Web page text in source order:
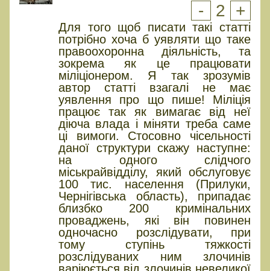
- 2 +
Для того щоб писати такі статті
потрібно хоча б уявляти що таке
правоохоронна діяльність, та
зокрема як це працювати
міліціонером. Я так зрозумів
автор статті взагалі не має
уявлення про що пише! Міліція
працює так як вимагає від неї
діюча влада і міняти треба саме
ці вимоги. Стосовно чісельності
даної структури скажу наступне:
на одного слідчого
міськрайвідділу, який обслуговує
100 тис. населення (Прилуки,
Чернігівська область), припадає
близбко 200 кримінальних
проваджень, які він повинен
одночасно розслідувати, при
тому ступінь тяжкості
розслідуваних ним злочинів